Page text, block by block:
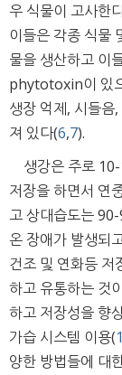
우 식물이 고사한
이들은 각종 식물
물을 생산하고 이
phytotoxin이 있
생장 억제, 시들음
져 있다(6,7).
생강은 주로
저장을 하면서 연
고 상대습도는
온 장애가 발생되
건조 및 연화등 저
하고 유통하는 것
하고 저장성을 향
가습 시스템 이용(
양한 방법들에 대